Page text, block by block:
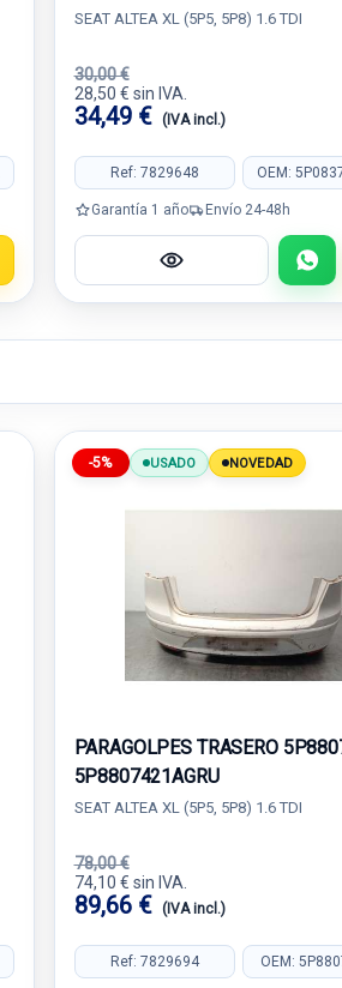
SEAT ALTEA XL (5P5, 5P8) 1.6 TDI
30,00 €
28,50 € sin IVA.
34,49 € (IVA incl.)
Ref: 7829648 OEM:
Garantía 1 año Envío 24-48h
-5% USADO NOVEDAD
PARAGOLPES TRASERO
5P8807421AGRU
SEAT ALTEA XL (5P5, 5P8) 1.6 TDI
78,00 €
74,10 € sin IVA.
89,66 € (IVA incl.)
Ref: 7829694 OEM: